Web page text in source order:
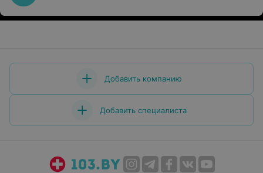
Добавить компанию
Добавить специалиста